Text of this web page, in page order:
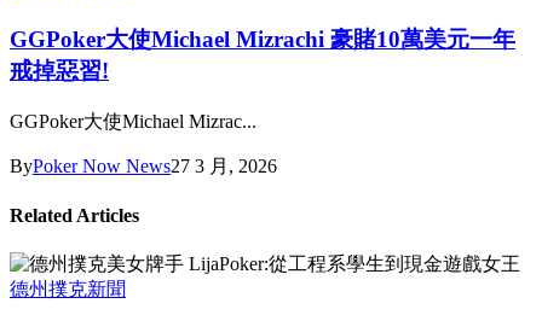
GGPoker大使Michael Mizrachi 豪賭10萬美元一年
戒掉惡習!
GGPoker大使Michael Mizrac...
ByPoker Now News27 3 月, 2026
Related Articles
德州撲克新聞